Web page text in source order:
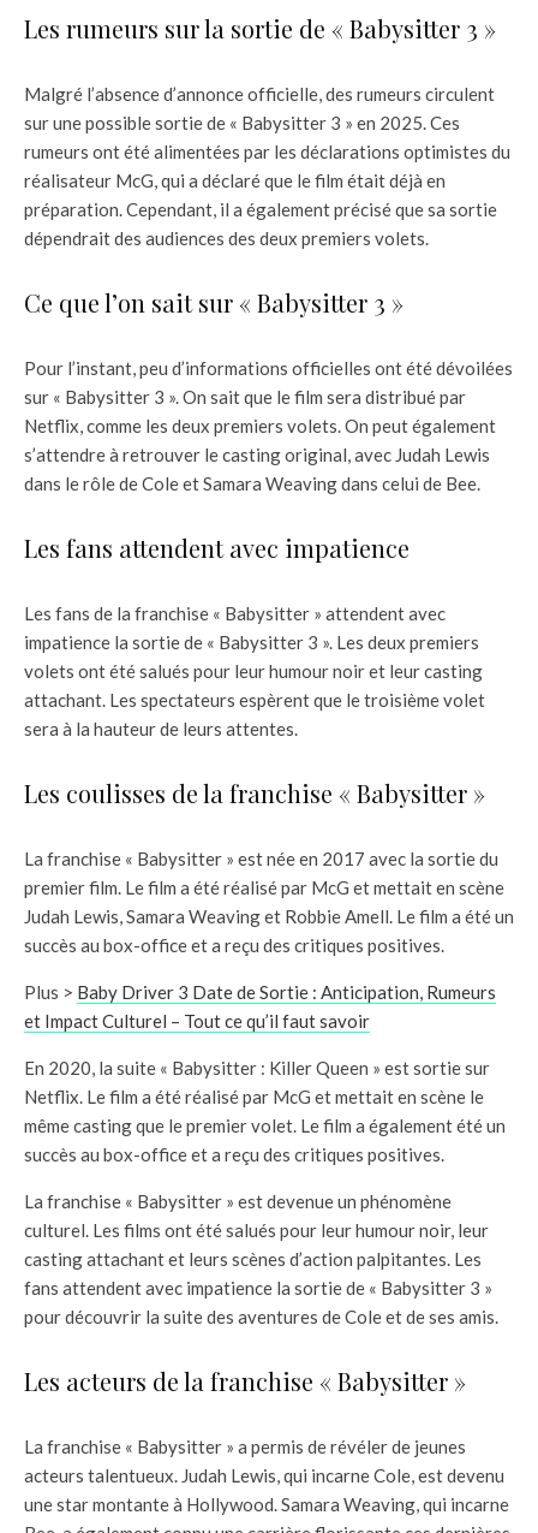
Les rumeurs sur la sortie de « Babysitter 3 »
Malgré l’absence d’annonce officielle, des rumeurs circulent
sur une possible sortie de « Babysitter 3 » en 2025. Ces
rumeurs ont été alimentées par les déclarations optimistes du
réalisateur McG, qui a déclaré que le film était déjà en
préparation. Cependant, il a également précisé que sa sortie
dépendrait des audiences des deux premiers volets.
Ce que l’on sait sur « Babysitter 3 »
Pour l’instant, peu d’informations officielles ont été dévoilées
sur « Babysitter 3 ». On sait que le film sera distribué par
Netflix, comme les deux premiers volets. On peut également
s’attendre à retrouver le casting original, avec Judah Lewis
dans le rôle de Cole et Samara Weaving dans celui de Bee.
Les fans attendent avec impatience
Les fans de la franchise « Babysitter » attendent avec
impatience la sortie de « Babysitter 3 ». Les deux premiers
volets ont été salués pour leur humour noir et leur casting
attachant. Les spectateurs espèrent que le troisième volet
sera à la hauteur de leurs attentes.
Les coulisses de la franchise « Babysitter »
La franchise « Babysitter » est née en 2017 avec la sortie du
premier film. Le film a été réalisé par McG et mettait en scène
Judah Lewis, Samara Weaving et Robbie Amell. Le film a été un
succès au box-office et a reçu des critiques positives.
Plus > Baby Driver 3 Date de Sortie : Anticipation, Rumeurs
et Impact Culturel – Tout ce qu’il faut savoir
En 2020, la suite « Babysitter : Killer Queen » est sortie sur
Netflix. Le film a été réalisé par McG et mettait en scène le
même casting que le premier volet. Le film a également été un
succès au box-office et a reçu des critiques positives.
La franchise « Babysitter » est devenue un phénomène
culturel. Les films ont été salués pour leur humour noir, leur
casting attachant et leurs scènes d’action palpitantes. Les
fans attendent avec impatience la sortie de « Babysitter 3 »
pour découvrir la suite des aventures de Cole et de ses amis.
Les acteurs de la franchise « Babysitter »
La franchise « Babysitter » a permis de révéler de jeunes
acteurs talentueux. Judah Lewis, qui incarne Cole, est devenu
une star montante à Hollywood. Samara Weaving, qui incarne